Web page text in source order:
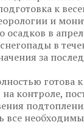
к
и
осадков в
в
за
готова
на контроле,
все